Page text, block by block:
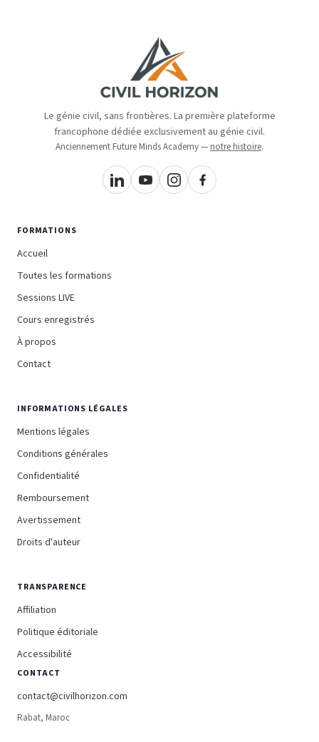
Le génie civil, sans frontières. La première plateforme
francophone dédiée exclusivement au génie civil.
Anciennement Future Minds Academy — notre histoire.
FORMATIONS
Accueil
Toutes les formations
Sessions LIVE
Cours enregistrés
À propos
Contact
INFORMATIONS LÉGALES
Mentions légales
Conditions générales
Confidentialité
Remboursement
Avertissement
Droits d'auteur
TRANSPARENCE
Affiliation
Politique éditoriale
Accessibilité
CONTACT
contact@civilhorizon.com
Rabat, Maroc